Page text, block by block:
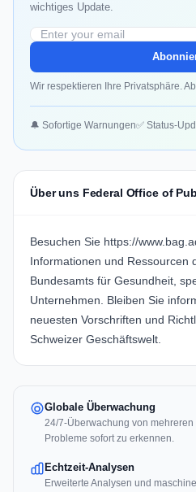
wichtiges Update.
Wir respektieren Ihre Privatsphäre.
🔔 Sofortige Warnungen✅ Status-
Über uns Federal Office of
Besuchen Sie https://
Informationen und Ressourcen
Bundesamts für Gesundheit,
Unternehmen. Bleiben Sie
neuesten Vorschriften und
Schweizer Geschäftswelt.
Globale Überwachung
24/7-Überwachung von
Probleme sofort zu erkennen.
Echtzeit-Analysen
Erweiterte Analysen und